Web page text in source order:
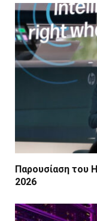
Παρουσίαση του
2026